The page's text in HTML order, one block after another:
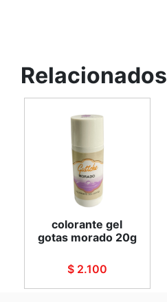
Relacionados
colorante gel
gotas morado 20g
$ 2.100